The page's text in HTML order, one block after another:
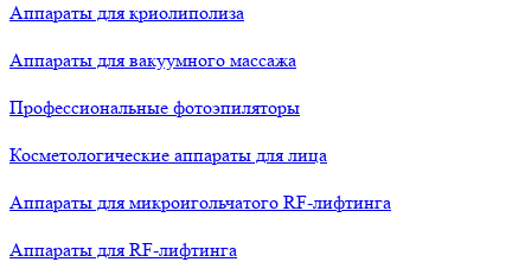
Аппараты для криолиполиза
Аппараты для вакуумного массажа
Профессиональные фотоэпиляторы
Косметологические аппараты для лица
Аппараты для микроигольчатого RF-лифтинга
Аппараты для RF-лифтинга